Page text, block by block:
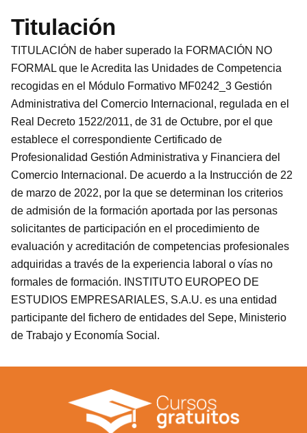
Titulación
TITULACIÓN de haber superado la FORMACIÓN NO
FORMAL que le Acredita las Unidades de Competencia
recogidas en el Módulo Formativo MF0242_3 Gestión
Administrativa del Comercio Internacional, regulada en el
Real Decreto 1522/2011, de 31 de Octubre, por el que
establece el correspondiente Certificado de
Profesionalidad Gestión Administrativa y Financiera del
Comercio Internacional. De acuerdo a la Instrucción de 22
de marzo de 2022, por la que se determinan los criterios
de admisión de la formación aportada por las personas
solicitantes de participación en el procedimiento de
evaluación y acreditación de competencias profesionales
adquiridas a través de la experiencia laboral o vías no
formales de formación. INSTITUTO EUROPEO DE
ESTUDIOS EMPRESARIALES, S.A.U. es una entidad
participante del fichero de entidades del Sepe, Ministerio
de Trabajo y Economía Social.